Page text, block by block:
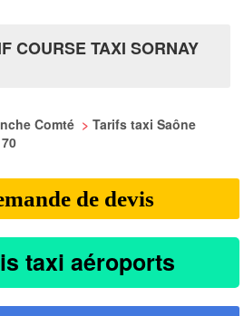
COURSE TAXI SORNAY
Comté > Tarifs taxi Saône
de devis
taxi aéroports